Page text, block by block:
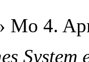
Mo 4.
System